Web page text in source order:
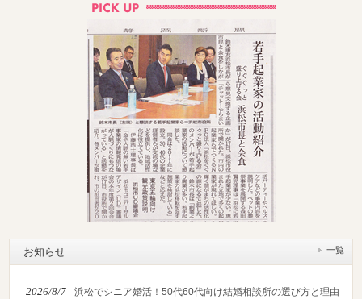
お知らせ 一覧
2026/8/7 浜松でシニア婚活！50代60代向け結婚相談所の選び方と理由